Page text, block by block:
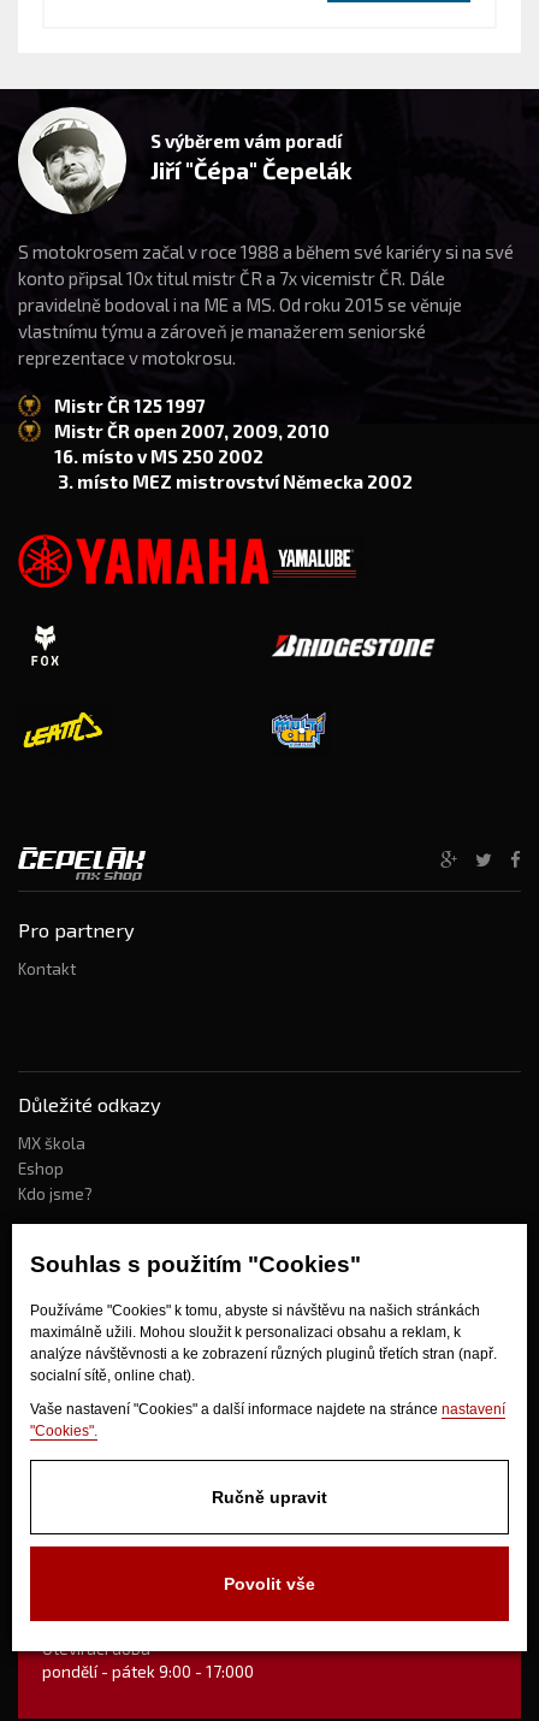
Souhlas s použitím "Cookies"
Používáme "Cookies" k tomu, abyste si návštěvu na našich stránkách
maximálně užili. Mohou sloužit k personalizaci obsahu a reklam, k
analýze návštěvnosti a ke zobrazení různých pluginů třetích stran (např.
socialní sítě, online chat).
Vaše nastavení "Cookies" a další informace najdete na stránce nastavení
"Cookies".
Ručně upravit
Povolit vše
S výběrem vám poradí
Jiří "Čépa" Čepelák
S motokrosem začal v roce 1988 a během své kariéry si na své
konto připsal 10x titul mistr ČR a 7x vicemistr ČR. Dále
pravidelně bodoval i na ME a MS. Od roku 2015 se věnuje
vlastnímu týmu a zároveň je manažerem seniorské
reprezentace v motokrosu.
Mistr ČR 125 1997
Mistr ČR open 2007, 2009, 2010
16. místo v MS 250 2002
3. místo MEZ mistrovství Německa 2002
Pro partnery
Kontakt
Důležité odkazy
MX škola
Eshop
Kdo jsme?
Jak nakupovat?
Obchodní podmínky
Doprava
Odstoupení od kupní smlouvy
Otevírací doba
pondělí - pátek 9:00 - 17:000